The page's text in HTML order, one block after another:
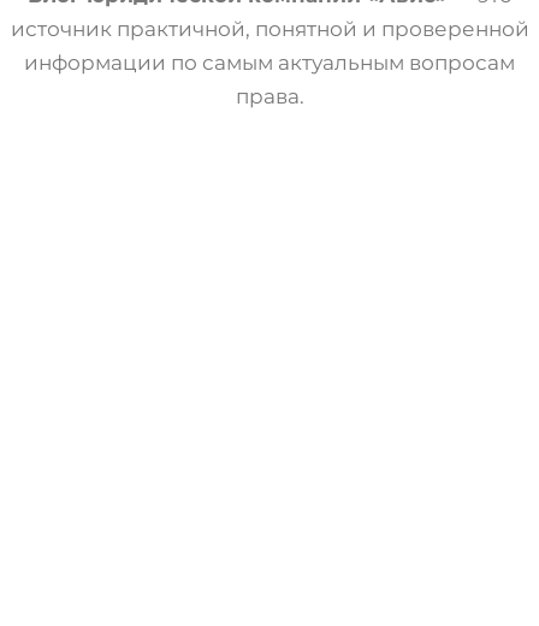
источник практичной, понятной и проверенной
информации по самым актуальным вопросам
права.